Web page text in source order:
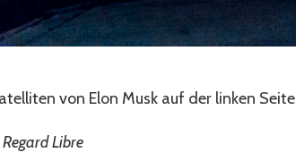
von Elon Musk auf der linken Seite
Regard Libre